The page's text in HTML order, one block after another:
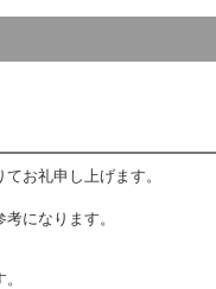
お礼申し上げます。
になります。